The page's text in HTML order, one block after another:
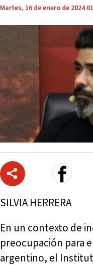
Martes, 16 de enero de 2024
SILVIA HERRERA
En un contexto de
preocupación para
argentino, el